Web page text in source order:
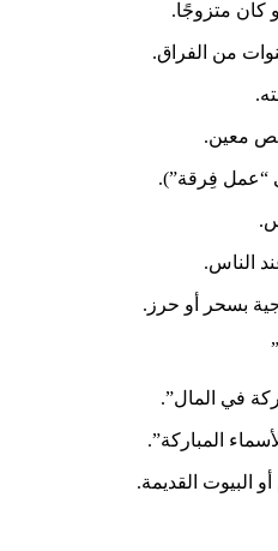
كان متزوجًا.
من الفراق.
معين.
“عمل فِرقة”).
الناس.
بسحر أو حرز.
في المال”.
المباركة”.
البيوت القديمة.